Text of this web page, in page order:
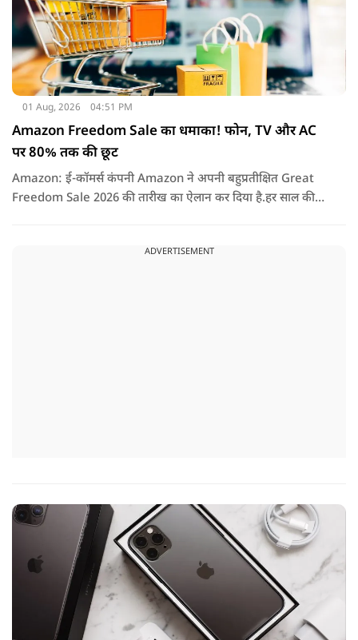
01 Aug, 2026 04:51 PM
Amazon Freedom Sale का धमाका! फोन, TV और AC
पर 80% तक की छूट
Amazon: ई-कॉमर्स कंपनी Amazon ने अपनी बहुप्रतीक्षित Great
Freedom Sale 2026 की तारीख का ऐलान कर दिया है.हर साल की
ADVERTISEMENT